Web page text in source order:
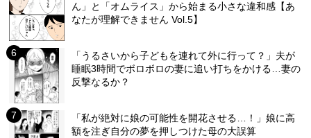
ん」と「オムライス」から始まる小さな違和感【あ
なたが理解できません Vol.5】
「うるさいから子どもを連れて外に行って？」夫が
睡眠3時間でボロボロの妻に追い打ちをかける…妻の
反撃なるか？
「私が絶対に娘の可能性を開花させる…！」娘に高
額を注ぎ自分の夢を押しつけた母の大誤算